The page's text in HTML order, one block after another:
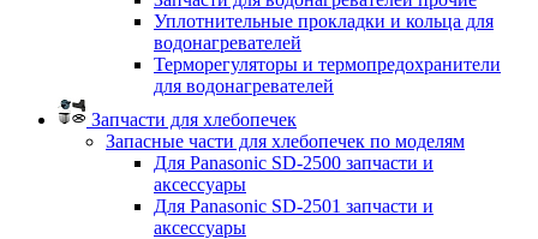
Уплотнительные прокладки и кольца для
водонагревателей
Терморегуляторы и термопредохранители
для водонагревателей
Запчасти для хлебопечек
Запасные части для хлебопечек по моделям
Для Panasonic SD-2500 запчасти и
аксессуары
Для Panasonic SD-2501 запчасти и
аксессуары